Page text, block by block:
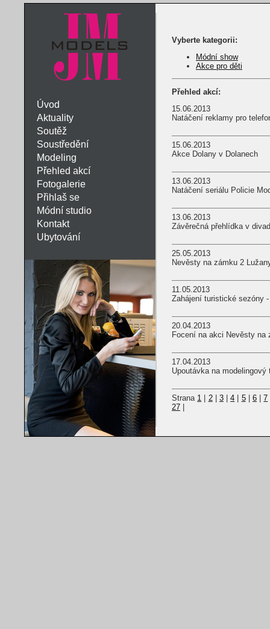
Úvod
Aktuality
Soutěž
Soustředění
Modeling
Přehled akcí
Fotogalerie
Přihlaš se
Módní studio
Kontakt
Ubytování
Vyberte kategorii:
Módní show
Akce pro děti
Přehled akcí:
15.06.2013
Natáčení reklamy pro
15.06.2013
Akce Dolany v Dolanech
13.06.2013
Natáčení seriálu Policie
13.06.2013
Závěrečná přehlídka v
25.05.2013
Nevěsty na zámku 2
11.05.2013
Zahájení turistické sezóny
20.04.2013
Focení na akci Nevěsty na
17.04.2013
Upoutávka na modelingový
Strana 1 2| 3|4 5| 6|7
27